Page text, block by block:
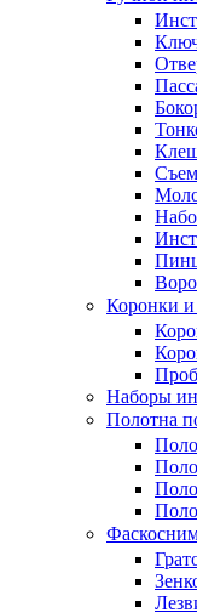
Коронки
Наборы
Полотна